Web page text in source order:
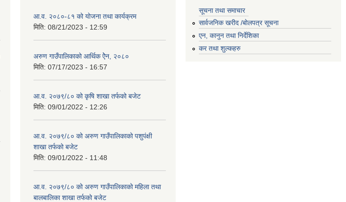
आ.व. २०८०-८१ को योजना तथा कार्यक्रम
मिति: 08/21/2023 - 12:59
अरुण गाउँपालिकाको आर्थिक ऐेन, २०८०
मिति: 07/17/2023 - 16:57
आ.व. २०७९/८० को कृषि शाखा तर्फको बजेट
मिति: 09/01/2022 - 12:26
आ.व. २०७९/८० को अरुण गाउँपालिकाको पशुपंक्षी
शाखा तर्फको बजेट
मिति: 09/01/2022 - 11:48
आ.व. २०७९/८० को अरुण गाउँपालिकाको महिला तथा
बालबालिका शाखा तर्फको बजेट
सूचना तथा समाचार
सार्वजनिक खरीद /बोलपत्र सूचना
एन, कानुन तथा निर्देशिका
कर तथा शुल्कहरु